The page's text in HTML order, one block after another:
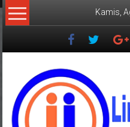
Lompat
ke
Kamis,